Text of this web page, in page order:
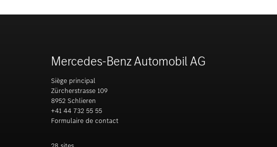
Mercedes-Benz Automobil AG
Siège principal
Zürcherstrasse 109
8952 Schlieren
+41 44 732 55 55
Formulaire de contact